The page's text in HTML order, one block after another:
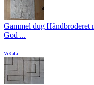
Gammel dug Håndbroderet
God ...
ViKaLi